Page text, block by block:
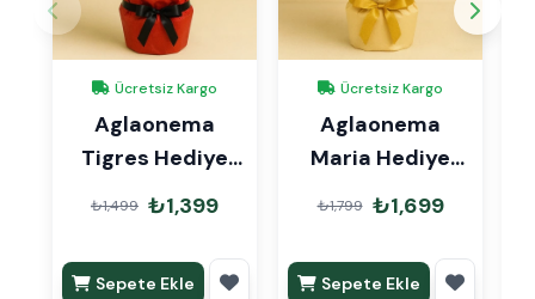
Ücretsiz Kargo
Aglaonema
Tigres Hediye
Paketli
₺1,499 ₺1,399
Sepete Ekle
Ücretsiz Kargo
Aglaonema
Maria Hediye
Paketli
₺1,799 ₺1,699
Sepete Ekle